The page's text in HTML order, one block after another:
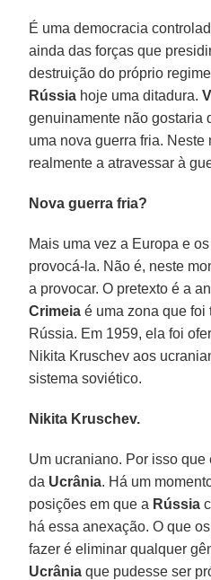
É uma democracia
ainda das forças que
destruição do próprio
Rússia hoje uma ditadura.
genuinamente não gostaria
uma nova guerra fria. Neste
realmente a atravessar à
Nova guerra fria?
Mais uma vez a Europa e os
provocá-la. Não é, neste
a provocar. O pretexto é a
Crimeia é uma zona que foi
Rússia. Em 1959, ela foi
Nikita Kruschev aos
sistema soviético.
Nikita Kruschev.
Um ucraniano. Por isso
da Ucrânia. Há um
posições em que a Rússia
há essa anexação. O que
fazer é eliminar qualquer
Ucrânia que pudesse ser